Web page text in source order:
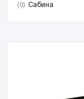
0 Сабина